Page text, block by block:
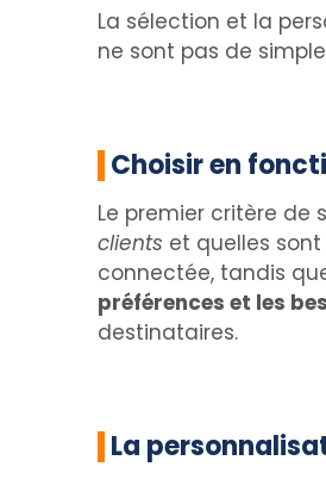
La sélection et la
ne sont pas de
Choisir en
Le premier critère de
clients et quelles
connectée, tandis
préférences et les
destinataires.
La